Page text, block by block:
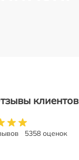
клиентов
5358 оценок